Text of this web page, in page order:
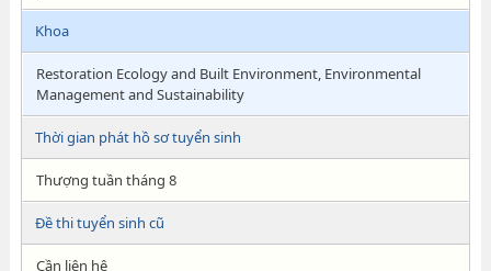
Khoa
Restoration Ecology and Built Environment, Environmental
Management and Sustainability
Thời gian phát hồ sơ tuyển sinh
Thượng tuần tháng 8
Đề thi tuyển sinh cũ
Cần liên hệ